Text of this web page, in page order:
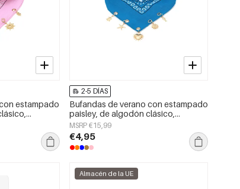
estampado
día.
2-5 DÍAS
Bufandas de verano con estampado
paisley, de algodón clásico,
accesorios para el día a día.
MSRP €15,99
€4,95
Almacén de la UE